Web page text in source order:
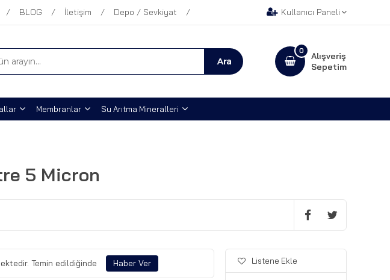
BLOG İletişim Depo / Sevkiyat Kullanıcı Paneli
Alışveriş
Sepetim
0
Membranlar Su Arıtma Mineralleri
5 Micron
Temin edildiğinde Listene Ekle